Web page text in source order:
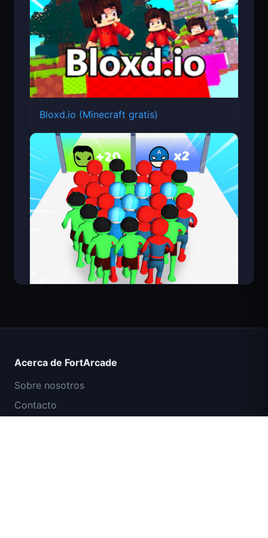
Bloxd.io (Minecraft gratis)
Acerca de FortArcade
Sobre nosotros
Contacto